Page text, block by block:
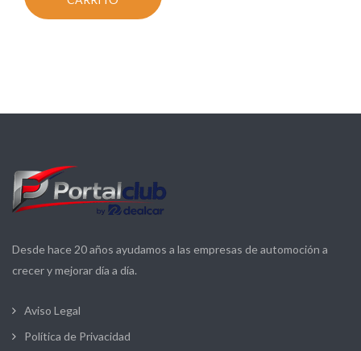
Desde hace 20 años ayudamos a las empresas de automoción a
crecer y mejorar día a día.
Aviso Legal
Política de Privacidad